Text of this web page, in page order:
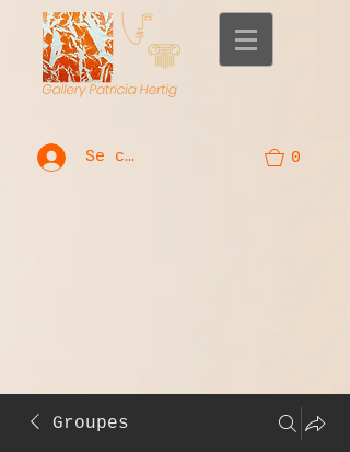
Se connecter 0
Groupes